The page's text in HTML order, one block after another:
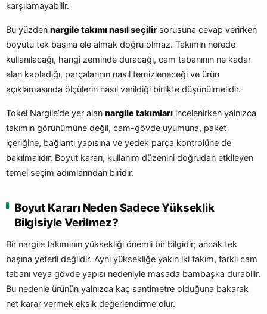
karşılamayabilir.
Bu yüzden nargile takımı nasıl seçilir sorusuna cevap verirken
boyutu tek başına ele almak doğru olmaz. Takımın nerede
kullanılacağı, hangi zeminde duracağı, cam tabanının ne kadar
alan kapladığı, parçalarının nasıl temizleneceği ve ürün
açıklamasında ölçülerin nasıl verildiği birlikte düşünülmelidir.
Tokel Nargile’de yer alan nargile takımları incelenirken yalnızca
takımın görünümüne değil, cam-gövde uyumuna, paket
içeriğine, bağlantı yapısına ve yedek parça kontrolüne de
bakılmalıdır. Boyut kararı, kullanım düzenini doğrudan etkileyen
temel seçim adımlarından biridir.
Boyut Kararı Neden Sadece Yükseklik
Bilgisiyle Verilmez?
Bir nargile takımının yüksekliği önemli bir bilgidir; ancak tek
başına yeterli değildir. Aynı yüksekliğe yakın iki takım, farklı cam
tabanı veya gövde yapısı nedeniyle masada bambaşka durabilir.
Bu nedenle ürünün yalnızca kaç santimetre olduğuna bakarak
net karar vermek eksik değerlendirme olur.